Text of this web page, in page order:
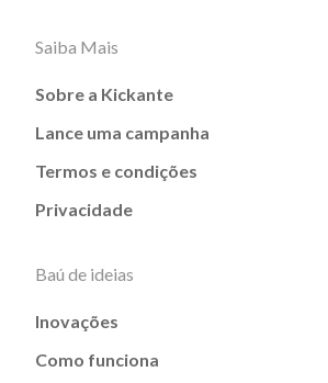
Saiba Mais
Sobre a Kickante
Lance uma campanha
Termos e condições
Privacidade
Baú de ideias
Inovações
Como funciona